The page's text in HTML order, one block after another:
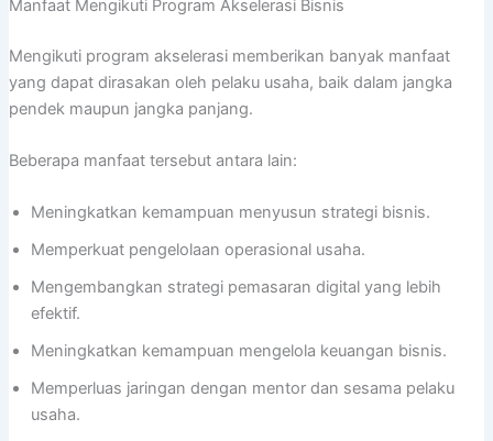
Manfaat Mengikuti Program Akselerasi Bisnis
Mengikuti program akselerasi memberikan banyak manfaat
yang dapat dirasakan oleh pelaku usaha, baik dalam jangka
pendek maupun jangka panjang.
Beberapa manfaat tersebut antara lain:
Meningkatkan kemampuan menyusun strategi bisnis.
Memperkuat pengelolaan operasional usaha.
Mengembangkan strategi pemasaran digital yang lebih
efektif.
Meningkatkan kemampuan mengelola keuangan bisnis.
Memperluas jaringan dengan mentor dan sesama pelaku
usaha.